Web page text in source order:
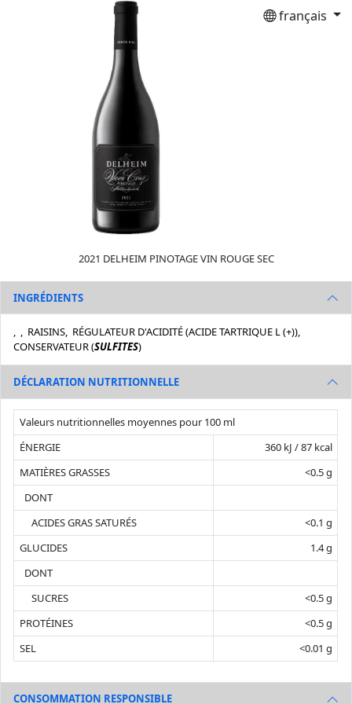
français
2021 DELHEIM PINOTAGE VIN ROUGE SEC
INGRÉDIENTS
, , RAISINS, RÉGULATEUR D'ACIDITÉ (ACIDE TARTRIQUE L (+)),
CONSERVATEUR (SULFITES)
DÉCLARATION NUTRITIONNELLE
Valeurs nutritionnelles moyennes pour 100 ml
ÉNERGIE
360 kJ / 87 kcal
MATIÈRES GRASSES
<0.5 g
DONT
ACIDES GRAS SATURÉS
<0.1 g
GLUCIDES
1.4 g
DONT
SUCRES
<0.5 g
PROTÉINES
<0.5 g
SEL
<0.01 g
CONSOMMATION RESPONSIBLE